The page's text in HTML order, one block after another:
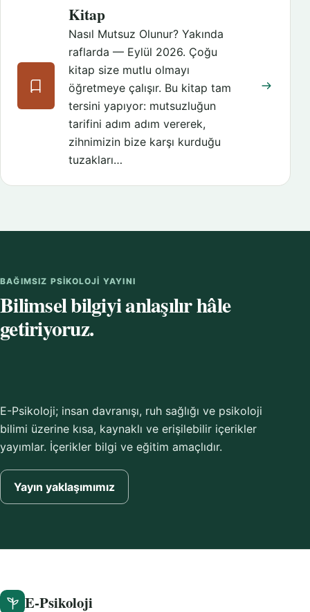
Kitap
Nasıl Mutsuz Olunur? Yakında
raflarda — Eylül 2026. Çoğu
kitap size mutlu olmayı
öğretmeye çalışır. Bu kitap tam
tersini yapıyor: mutsuzluğun
tarifini adım adım vererek,
zihnimizin bize karşı kurduğu
tuzakları…
BAĞIMSIZ PSIKOLOJI YAYINI
Bilimsel bilgiyi anlaşılır hâle
getiriyoruz.
E-Psikoloji; insan davranışı, ruh sağlığı ve psikoloji
bilimi üzerine kısa, kaynaklı ve erişilebilir içerikler
yayımlar. İçerikler bilgi ve eğitim amaçlıdır.
Yayın yaklaşımımız
E-Psikoloji